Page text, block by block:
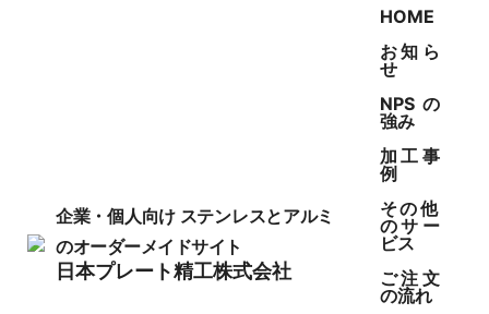
企業・個人向け ステンレスとアルミ
のオーダーメイドサイト
日本プレート精工株式会社
HOME
お知ら
せ
NPSの
強み
加工事
例
その他
のサー
ビス
ご注文
の流れ
WORKS
製作事例